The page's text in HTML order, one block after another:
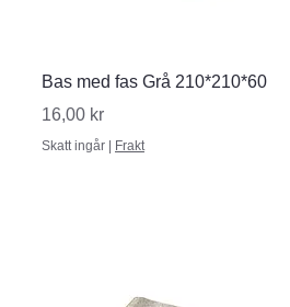
Snabbvisning
Bas med fas Grå 210*210*60
Pris
16,00 kr
Skatt ingår | Frakt